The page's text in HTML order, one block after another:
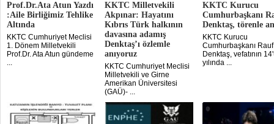
Prof.Dr.Ata Atun Yazdı
:Aile Birliğimiz Tehlike
Altında
KKTC Cumhuriyet Meclisi
1. Dönem Milletvekili
Prof.Dr. Ata Atun gündeme
...
KKTC Milletvekili
Akpınar: Hayatını
Kıbrıs Türk halkının
davasına adamış
Denktaş’ı özlemle
anıyoruz
KKTC Cumhuriyet Meclisi
Milletvekili ve Girne
Amerikan Üniversitesi
(GAÜ)- ...
KKTC Kurucu
Cumhurbaşkanı
Denktaş, törenle
KKTC Kurucu
Cumhurbaşkanı
Denktaş, vefatının
yılında ...